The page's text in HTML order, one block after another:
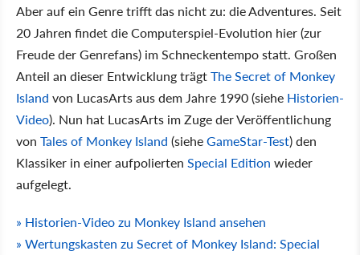
Aber auf ein Genre trifft das nicht zu: die Adventures. Seit
20 Jahren findet die Computerspiel-Evolution hier (zur
Freude der Genrefans) im Schneckentempo statt. Großen
Anteil an dieser Entwicklung trägtThe Secret of Monkey
Island von LucasArts aus dem Jahre 1990 (siehe Historien-
Video). Nun hat LucasArts im Zuge der Veröffentlichung
von Tales of Monkey Island (sieheGameStar-Test) den
Klassiker in einer aufpolierten Special Edition wieder
aufgelegt.
» Historien-Video zu Monkey Island ansehen
» Wertungskasten zu Secret of Monkey Island: Special